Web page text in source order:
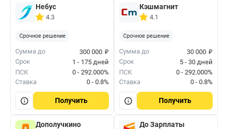
Небус
4.3
Срочное решение
Сумма до 300 000 ₽
Срок
1 - 175 дней
ПСК
0 - 292.000%
Ставка
0 - 0.8%
Получить
Кэшмагнит
4.1
Срочное решение
Сумма до 30 000 ₽
Срок
5 - 30 дней
ПСК
0 - 292.000%
Ставка
0 - 0.8%
Получить
Дополучкино До Зарплаты